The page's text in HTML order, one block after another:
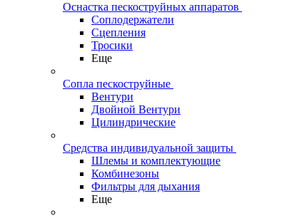
Оснастка пескоструйных аппаратов
Соплодержатели
Сцепления
Тросики
Еще
Сопла пескоструйные
Вентури
Двойной Вентури
Цилиндрические
Средства индивидуальной защиты
Шлемы и комплектующие
Комбинезоны
Фильтры для дыхания
Еще